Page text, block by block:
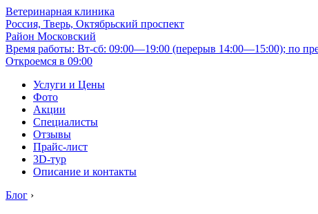
Ветеринарная клиника
Россия, Тверь, Октябрьский проспект
Район Московский
Время работы: Вт-сб: 09:00—19:00 (перерыв 14:00—15:00); по
Откроемся в 09:00
Услуги и Цены
Фото
Акции
Специалисты
Отзывы
Прайс-лист
3D-тур
Описание и контакты
Блог ›